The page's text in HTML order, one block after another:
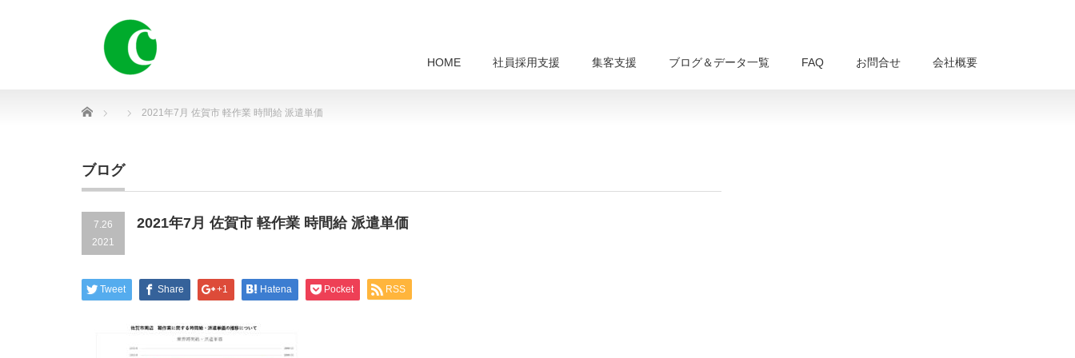
HOME 社員採用支援 集客支援 ブログ＆データ一覧 FAQ お問合せ 会社概要
Home 2021年7月 佐賀市 軽作業 時間給 派遣単価
ブログ
7.26
2021
2021年7月 佐賀市 軽作業 時間給 派遣単価
Tweet Share +1 Hatena Pocket RSS